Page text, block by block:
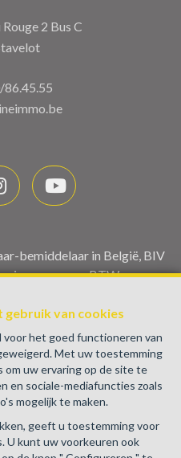
gebruik van cookies
voor het goed functioneren van
Met uw toestemming
om uw ervaring op de site te
en sociale-mediafuncties zoals
mogelijk te maken.
geeft u toestemming voor
U kunt uw voorkeuren ook
2 Bus C
86.45.55
bemiddelaar in België, BIV
: BTW
Luxemburgstraat,
38 50 - info@biv.be) -
code
Belgium, Troonplein 1, 1000
Dekking geldt voor
worden uitgevoerd
van de website